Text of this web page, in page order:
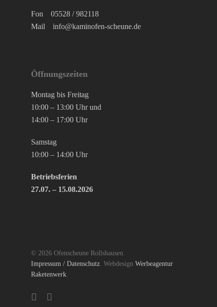
Fon 05528 / 982118
Mail info@kaminofen-scheune.de
Öffnungszeiten
Montag bis Freitag
10:00 – 13:00 Uhr und
14:00 – 17:00 Uhr
Samstag
10:00 – 14:00 Uhr
Betriebsferien
27.07. – 15.08.2026
© 2026 Ofenscheune Rollshausen.
Impressum / Datenschutz. Webdesign Werbeagentur
Raketenwerk.